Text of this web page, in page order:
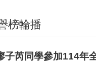
榜輪播
子芮同學參加114年